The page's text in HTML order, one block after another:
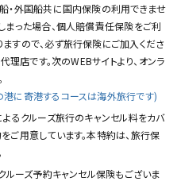
・外国船共に国内保険の利用できませ
まった場合、個人賠償責任保険をご利
すので、必ず旅行保険にご加入くださ
店です。次のWEBサイトより、オンラ
に寄港するコースは海外旅行です)
るクルーズ旅行のキャンセル料をカバ
ご用意しています。本特約は、旅行保
ルーズ予約キャンセル保険もございま